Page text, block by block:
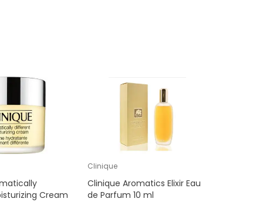
Cream
Clinique
Clinique Aromatics Elixir Eau
de Parfum 10 ml